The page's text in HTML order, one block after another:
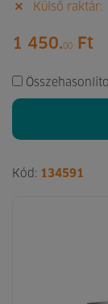
Külső raktár:
1 450.00 Ft
Kód: 134591